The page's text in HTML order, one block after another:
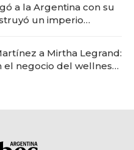
a la Argentina con su
un imperio
a Mirtha Legrand:
negocio del wellness